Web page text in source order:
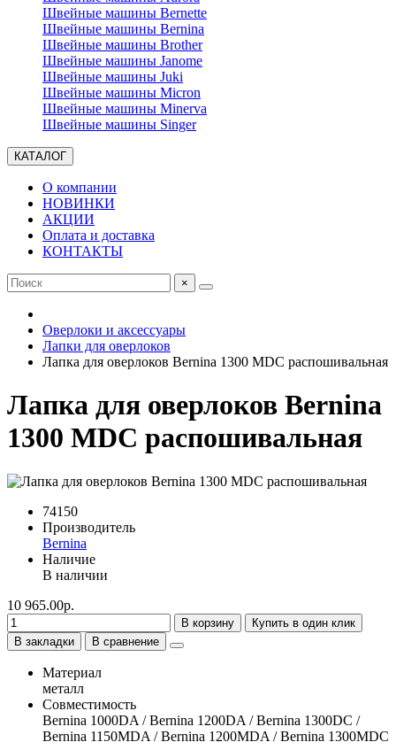
Швейные машины Bernette
Швейные машины Bernina
Швейные машины Brother
Швейные машины Janome
Швейные машины Juki
Швейные машины Micron
Швейные машины Minerva
Швейные машины Singer
КАТАЛОГ
О компании
НОВИНКИ
АКЦИИ
Оплата и доставка
КОНТАКТЫ
×
Оверлоки и аксессуары
Лапки для оверлоков
Лапка для оверлоков Bernina 1300 MDC распошивальная
Лапка для оверлоков Bernina
1300 MDC распошивальная
74150
Производитель
Bernina
Наличие
В наличии
10 965.00р.
В корзину
Купить в один клик
В закладки
В сравнение
Материал
металл
Совместимость
Bernina 1000DA / Bernina 1200DA / Bernina 1300DC /
Bernina 1150MDA / Bernina 1200MDA / Bernina 1300MDC